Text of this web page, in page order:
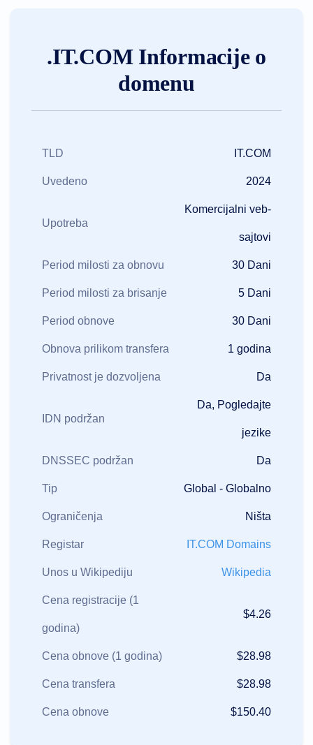
.IT.COM Informacije o
domenu
TLD IT.COM
Uvedeno 2024
Upotreba
Komercijalni veb-
sajtovi
Period milosti za obnovu 30 Dani
Period milosti za brisanje 5 Dani
Period obnove 30 Dani
Obnova prilikom transfera 1 godina
Privatnost je dozvoljena Da
IDN podržan
Da, Pogledajte
jezike
DNSSEC podržan Da
Tip Global - Globalno
Ograničenja Ništa
Registar IT.COM Domains
Unos u Wikipediju Wikipedia
Cena registracije (1
godina)
$4.26
Cena obnove (1 godina) $28.98
Cena transfera $28.98
Cena obnove $150.40